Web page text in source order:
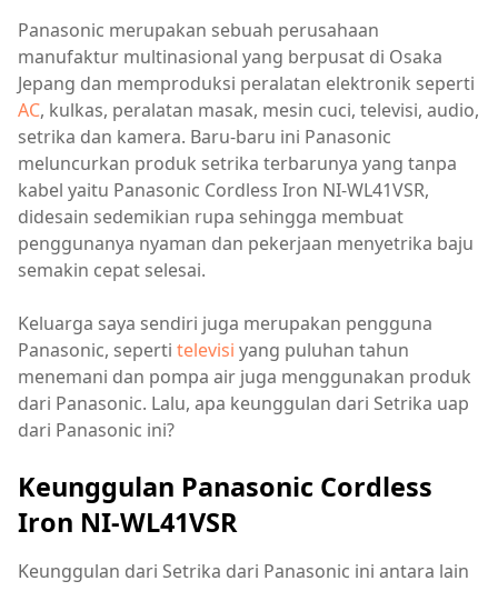
Panasonic merupakan sebuah perusahaan
manufaktur multinasional yang berpusat di Osaka
Jepang dan memproduksi peralatan elektronik seperti
AC, kulkas, peralatan masak, mesin cuci, televisi, audio,
setrika dan kamera. Baru-baru ini Panasonic
meluncurkan produk setrika terbarunya yang tanpa
kabel yaitu Panasonic Cordless Iron NI-WL41VSR,
didesain sedemikian rupa sehingga membuat
penggunanya nyaman dan pekerjaan menyetrika baju
semakin cepat selesai.
Keluarga saya sendiri juga merupakan pengguna
Panasonic, seperti televisi yang puluhan tahun
menemani dan pompa air juga menggunakan produk
dari Panasonic. Lalu, apa keunggulan dari Setrika uap
dari Panasonic ini?
Keunggulan Panasonic Cordless
Iron NI-WL41VSR
Keunggulan dari Setrika dari Panasonic ini antara lain